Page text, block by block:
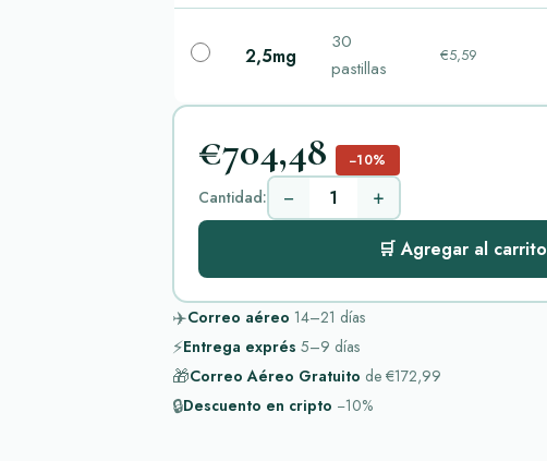
2,5mg
30
pastillas
€5,59
€704,48 −10%
Cantidad: − +
🛒 Agregar al carrito
✈️Correo aéreo 14–21 días
⚡Entrega exprés 5–9 días
🎁Correo Aéreo Gratuito de €172,99
🔒Descuento en cripto −10%